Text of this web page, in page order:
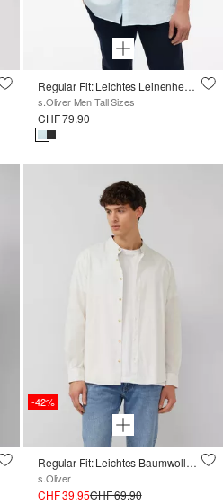
Regular Fit: Leichtes Leinenhemd mit Kentkragen
s.Oliver Men Tall Sizes
CHF 79.90
-42%
Regular Fit: Leichtes Baumwollhemd mit Stehkragen
s.Oliver
CHF 39.95CHF 69.90